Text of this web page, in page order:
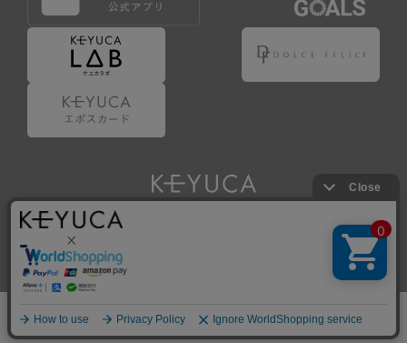
Copyright © KAWAJUN Co., Ltd. All Rights Reserved.